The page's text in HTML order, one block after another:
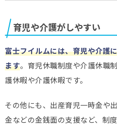
育児や介護がしやすい
富士フイルムには、育児や介護
ます。育児休職制度や介護休職
護休暇や介護休暇です。
その他にも、出産育児一時金や
金などの金銭面の支援など、制